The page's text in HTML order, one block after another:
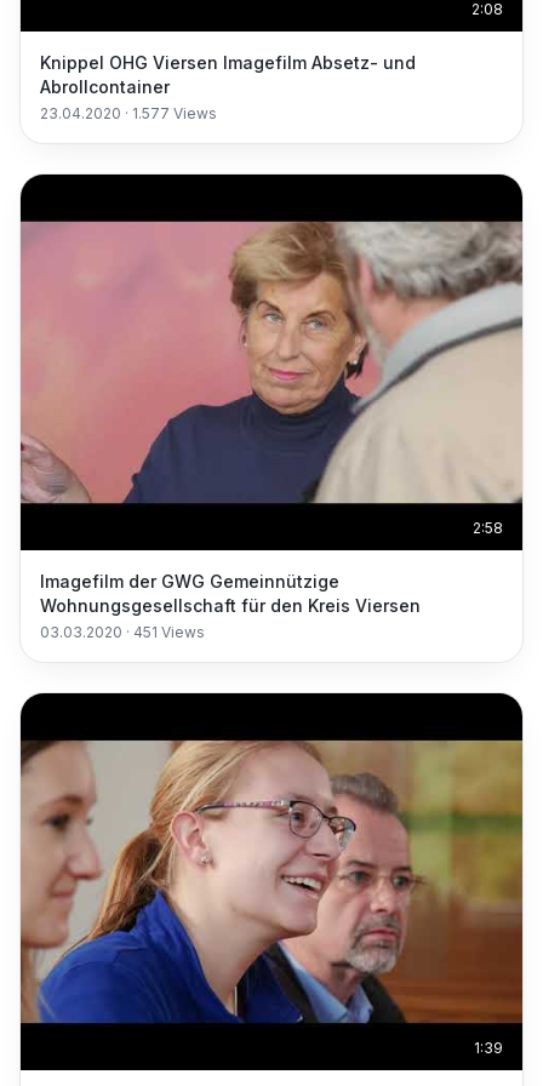
2:08
Knippel OHG Viersen Imagefilm Absetz- und
Abrollcontainer
23.04.2020 · 1.577 Views
2:58
Imagefilm der GWG Gemeinnützige
Wohnungsgesellschaft für den Kreis Viersen
03.03.2020 · 451 Views
1:39